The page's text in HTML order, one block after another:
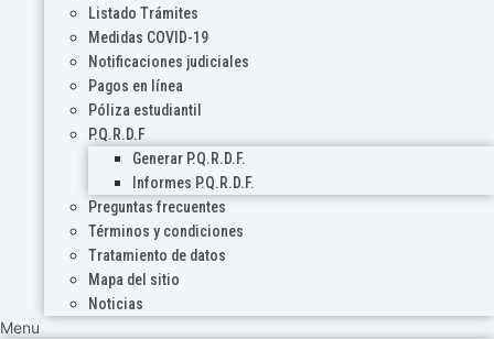
Listado Trámites
Medidas COVID-19
Notificaciones judiciales
Pagos en línea
Póliza estudiantil
P.Q.R.D.F
Generar P.Q.R.D.F.
Informes P.Q.R.D.F.
Preguntas frecuentes
Términos y condiciones
Tratamiento de datos
Mapa del sitio
Noticias
Menu